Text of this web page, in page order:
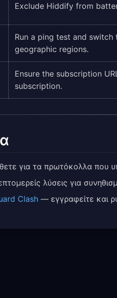
Exclude Hiddify from
Run a ping test and
geographic regions.
Ensure the subscription
subscription.
για τα πρωτόκολλα που
λύσεις για
Clash — εγγραφείτε και